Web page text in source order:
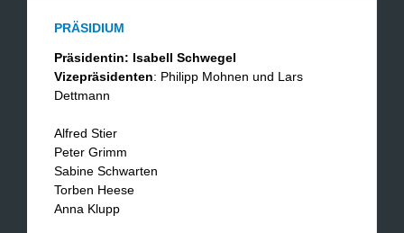
PRÄSIDIUM
Präsidentin: Isabell Schwegel
Vizepräsidenten: Philipp Mohnen und Lars
Dettmann
Alfred Stier
Peter Grimm
Sabine Schwarten
Torben Heese
​Anna Klupp